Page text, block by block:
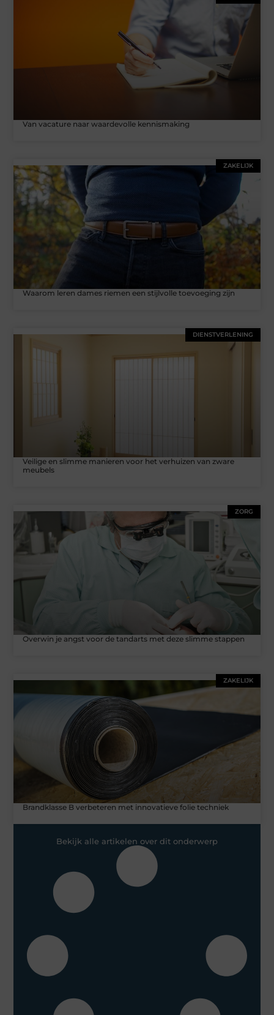
Van vacature naar waardevolle kennismaking
ZAKELIJK
Waarom leren dames riemen een stijlvolle toevoeging zijn
DIENSTVERLENING
Veilige en slimme manieren voor het verhuizen van zware
meubels
ZORG
Overwin je angst voor de tandarts met deze slimme stappen
ZAKELIJK
Brandklasse B verbeteren met innovatieve folie techniek
Bekijk alle artikelen over dit onderwerp